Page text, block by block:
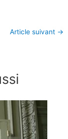
Article suivant →